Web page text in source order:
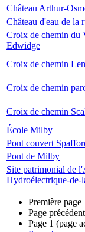
Château Arthur-
Château d'eau de la
Croix de chemin du
Edwidge
Croix de chemin
Croix de chemin
Croix de chemin
École Milby
Pont couvert
Pont de Milby
Site patrimonial de
Hydroélectrique-de-
Première page
Page
Page 1 (page